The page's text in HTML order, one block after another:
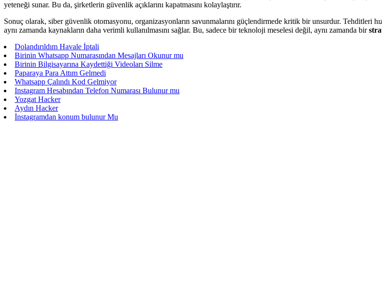
yeteneği sunar. Bu da, şirketlerin güvenlik açıklarını kapatmasını kolaylaştırır.
Sonuç olarak, siber güvenlik otomasyonu, organizasyonların savunmalarını güçlendirmede kritik bir unsurdur. Tehditleri
aynı zamanda kaynakların daha verimli kullanılmasını sağlar. Bu, sadece bir teknoloji meselesi değil, aynı zamanda bir
Dolandırıldım Havale İptali
Birinin Whatsapp Numarasından Mesajları Okunur mu
Birinin Bilgisayarına Kaydettiği Videoları Silme
Paparaya Para Attım Gelmedi
Whatsapp Çalındı Kod Gelmiyor
Instagram Hesabından Telefon Numarası Bulunur mu
Yozgat Hacker
Aydın Hacker
İnstagramdan konum bulunur Mu